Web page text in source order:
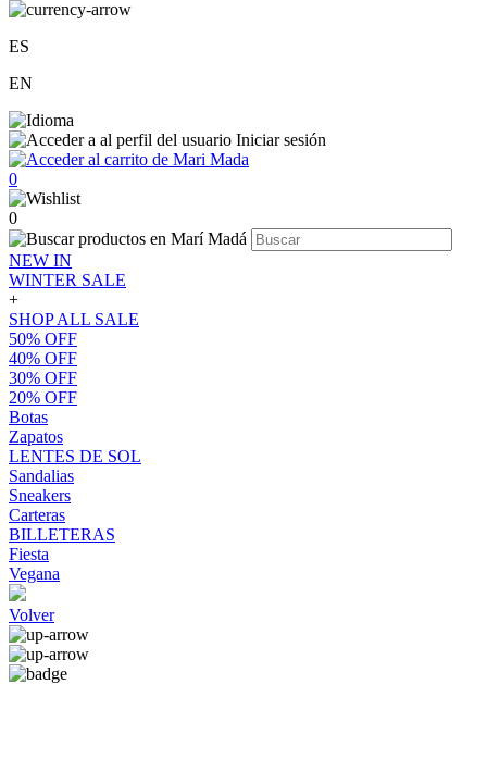
ES
EN
Iniciar sesión
0
0
NEW IN
WINTER SALE
+
SHOP ALL SALE
50% OFF
40% OFF
30% OFF
20% OFF
Botas
Zapatos
LENTES DE SOL
Sandalias
Sneakers
Carteras
BILLETERAS
Fiesta
Vegana
Volver